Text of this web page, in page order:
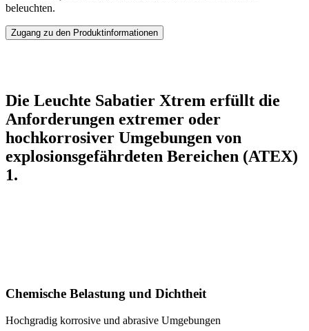
beleuchten.
Zugang zu den Produktinformationen
Die Leuchte Sabatier Xtrem erfüllt die
Anforderungen extremer oder
hochkorrosiver Umgebungen von
explosionsgefährdeten Bereichen (ATEX)
1.
Chemische Belastung und Dichtheit
Hochgradig korrosive und abrasive Umgebungen